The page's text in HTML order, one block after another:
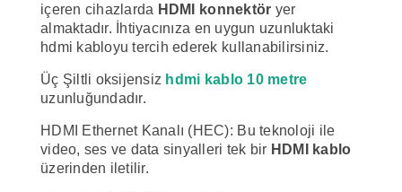
içeren cihazlarda HDMI konnektör yer
almaktadır. İhtiyacınıza en uygun uzunluktaki
hdmi kabloyu tercih ederek kullanabilirsiniz.
Üç Şiltli oksijensiz hdmi kablo 10 metre
uzunluğundadır.
HDMI Ethernet Kanalı (HEC): Bu teknoloji ile
video, ses ve data sinyalleri tek bir HDMI kablo
üzerinden iletilir.